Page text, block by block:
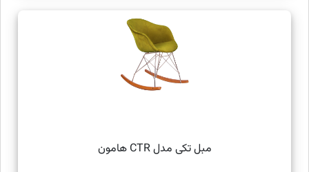
مبل تکی مدل CTR هامون